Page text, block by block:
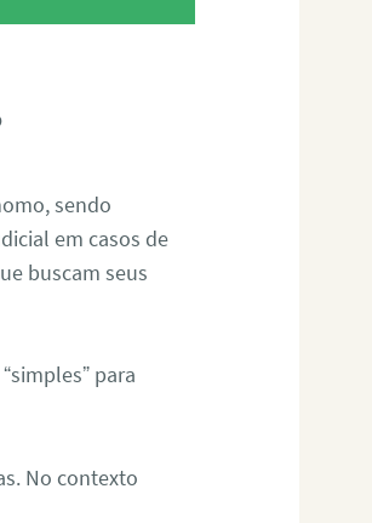
sendo
em casos de
buscam seus
para
No contexto